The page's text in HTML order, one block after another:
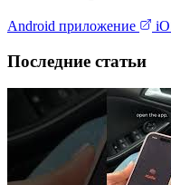
Android приложение
Последние статьи